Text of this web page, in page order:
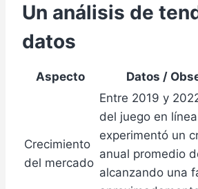
Un análisis de
datos
Aspecto Datos /
Crecimiento
del mercado
Entre 2019 y
del juego en
experimentó un
anual promedio
alcanzando una